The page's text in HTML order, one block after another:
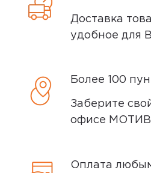
Доставка
удобное для
Более 100
Заберите
офисе МОТИВ
Оплата